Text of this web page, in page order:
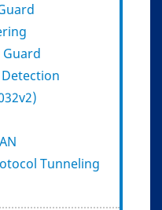
Guard
Tunneling